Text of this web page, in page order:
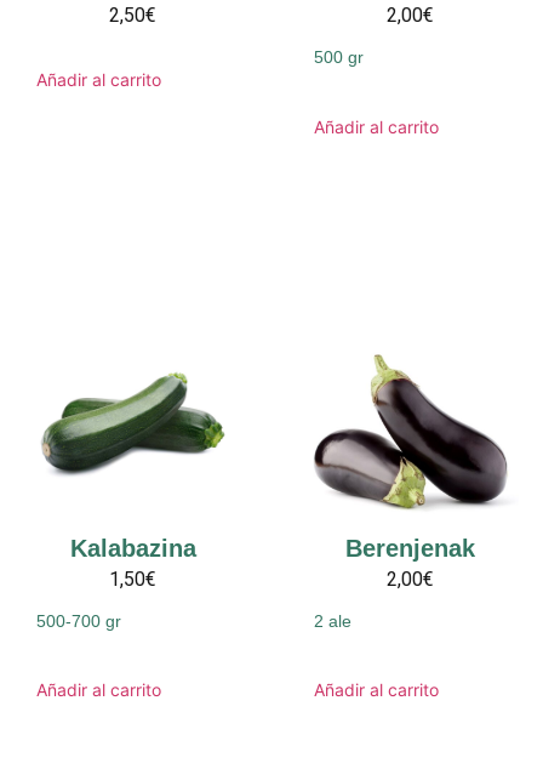
2,50€
Añadir al carrito
2,00€
500 gr
Añadir al carrito
Kalabazina
1,50€
500-700 gr
Añadir al carrito
Berenjenak
2,00€
2 ale
Añadir al carrito